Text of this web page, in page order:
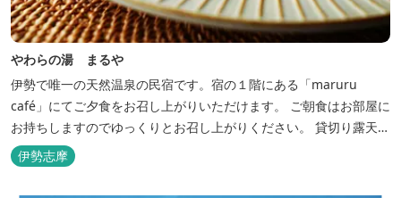
やわらの湯 まるや
伊勢で唯一の天然温泉の民宿です。宿の１階にある「maruru
café」にてご夕食をお召し上がりいただけます。 ご朝食はお部屋に
お持ちしますのでゆっくりとお召し上がりください。 貸切り露天風
呂完備、駅近、夫婦岩まで徒歩15分です。
伊勢志摩